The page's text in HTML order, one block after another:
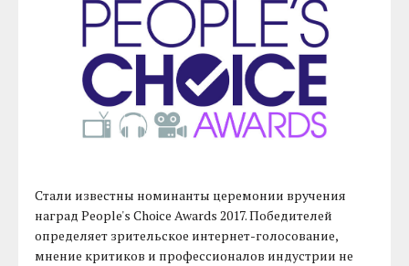
Стали известны номинанты церемонии вручения
наград People's Choice Awards 2017. Победителей
определяет зрительское интернет-голосование,
мнение критиков и профессионалов индустрии не